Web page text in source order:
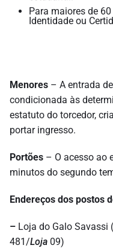
Para maiores de
Identidade ou
Menores – A entrada
condicionada às
estatuto do torcedor,
portar ingresso.
Portões – O acesso ao
minutos do segundo
Endereços dos postos
– Loja do Galo Savassi
481/Loja 09)